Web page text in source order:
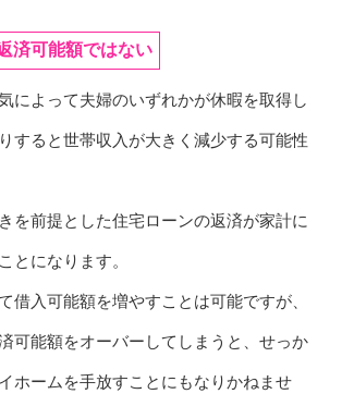
済可能額ではない
によって夫婦のいずれかが休暇を取得し
すると世帯収入が大きく減少する可能性
を前提とした住宅ローンの返済が家計に
とになります。
借入可能額を増やすことは可能ですが、
可能額をオーバーしてしまうと、せっか
ホームを手放すことにもなりかねませ